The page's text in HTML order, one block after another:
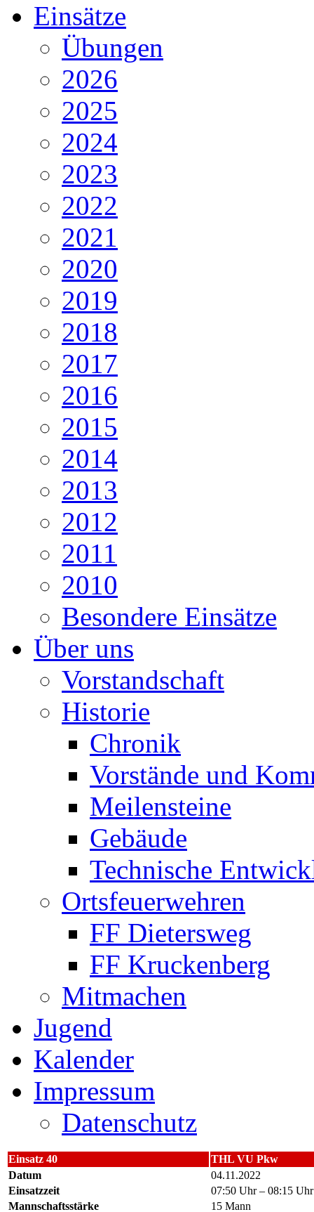
Einsätze
Übungen
2026
2025
2024
2023
2022
2021
2020
2019
2018
2017
2016
2015
2014
2013
2012
2011
2010
Besondere Einsätze
Über uns
Vorstandschaft
Historie
Chronik
Vorstände und
Meilensteine
Gebäude
Technische
Ortsfeuerwehren
FF Dietersweg
FF Kruckenberg
Mitmachen
Jugend
Kalender
Impressum
Datenschutz
Einsatz 40
THL VU Pkw
Datum
04.11.2022
Einsatzzeit
07:50 Uhr – 08:15 Uhr
Mannschaftsstärke
15 Mann